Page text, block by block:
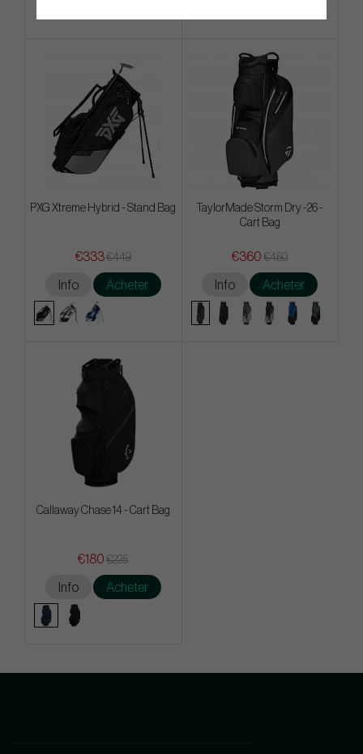
PXG Xtreme Hybrid - Stand Bag
€333€449
Info Acheter
TaylorMade Storm Dry -26 -
Cart Bag
€360 €450
Info Acheter
Callaway Chase 14 - Cart Bag
€180 €225
Info Acheter